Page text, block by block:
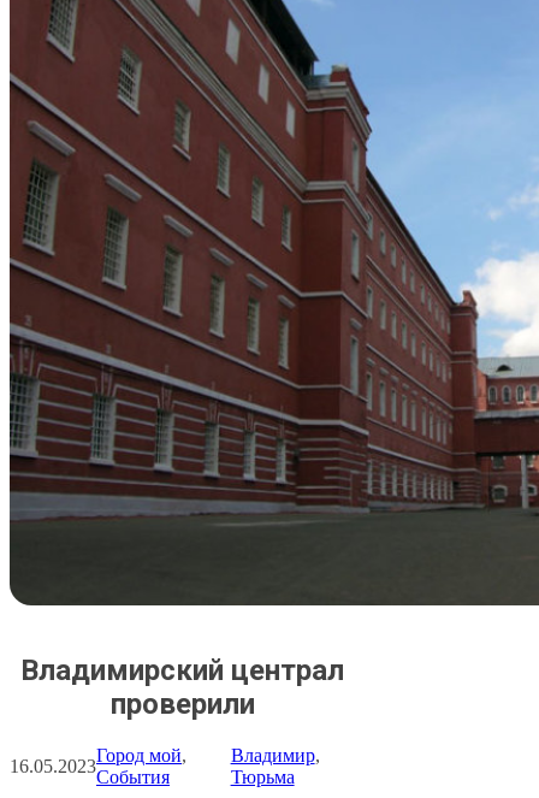
Владимирский централ
проверили
16.05.2023
Город мой
События
Владимир
Тюрьма